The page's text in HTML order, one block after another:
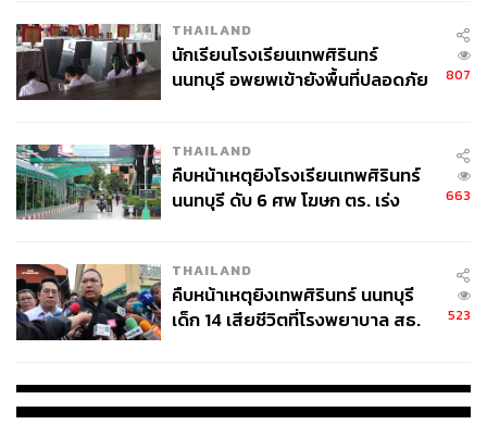
สามารถติดตาม THE STANDARD WEALTH
ผ่านแอปพลิเคชันต่างๆ ที่คุณสะดวกหรือใช้งานอยู่แล้วได้เลย
TAGS: โรงแรม เครือเซ็นทารา
243
THAILAND
นักเรียนโรงเรียนเทพศิรินทร์
นนทบุรี อพยพเข้ายังพื้นที่ปลอดภัย
807
THAILAND
คืบหน้าเหตุยิงโรงเรียนเทพศิรินทร์
นนทบุรี ดับ 6 ศพ โฆษก ตร. เร่ง
663
THAILAND
คืบหน้าเหตุยิงเทพศิรินทร์ นนทบุรี
เด็ก 14 เสียชีวิตที่โรงพยาบาล สธ.
523